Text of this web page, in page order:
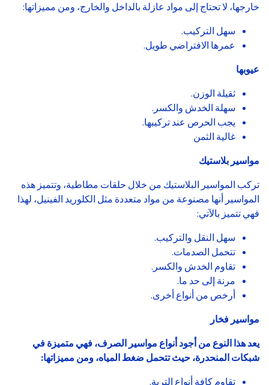
خارجها، لا تحتاج إلى مواد عازلة بالداخل والخارج، ومن مميزاتها:
سهل التركيب.
عمرها الافتراضي طويل.
عيوبها
ثقيلة الوزن.
سهلة الخدش والكسر.
يجب الحرص عند تركيبها.
غالية الثمن
مواسير بلاستيك
تركب المواسير البلاستيك من خلال حلقات مطاطية، وتتميز هذه
المواسير أنها مصنوعة من مواد متعددة مثل الكلوريد الفينيل، لهذا
فهي تتميز بالآتي:
سهل النقل والتركيب.
تتحمل الصدمات.
تقاوم الخدش والكسر.
مرنة إلى حد ما.
أرخص من أنواع أخرى.
مواسير فخار
يعد هذا النوع من أجود أنواع مواسير الصرف، فهي متميزة في
شبكات المنحدرة، حيث تتحمل ضغط المياه، ومن مميزاتها:
تقاوم كافة أنواع التربة.